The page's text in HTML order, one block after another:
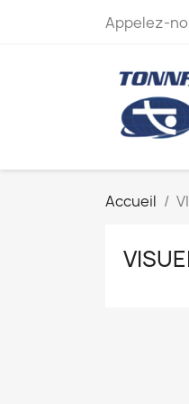
Appelez-
Accueil